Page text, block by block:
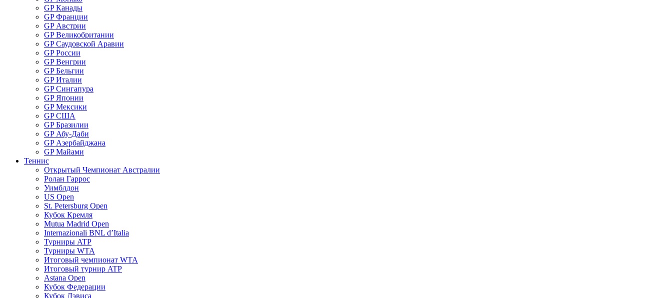
GP Канады
GP Франции
GP Австрии
GP Великобритании
GP Саудовской Аравии
GP России
GP Венгрии
GP Бельгии
GP Италии
GP Сингапура
GP Японии
GP Мексики
GP США
GP Бразилии
GP Абу-Даби
GP Азербайджана
GP Майами
Теннис
Открытый Чемпионат Австралии
Ролан Гаррос
Уимблдон
US Open
St. Petersburg Open
Кубок Кремля
Mutua Madrid Open
Internazionali BNL d’Italia
Турниры ATP
Турниры WTA
Итоговый чемпионат WTA
Итоговый турнир ATP
Astana Open
Кубок Федерации
Кубок Дэвиса